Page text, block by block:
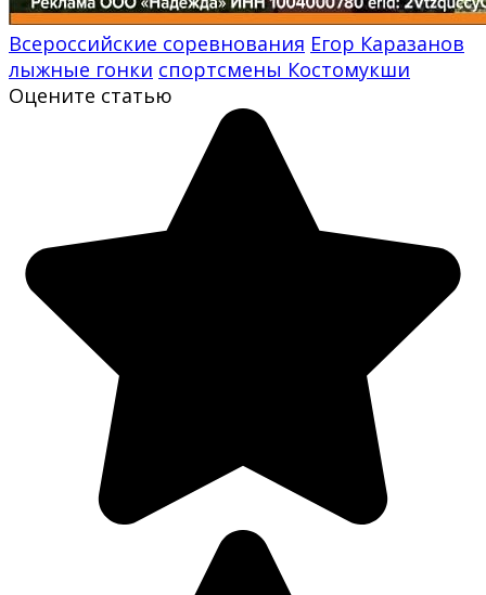
Всероссийские соревнования Егор Каразанов
лыжные гонки спортсмены Костомукши
Оцените статью